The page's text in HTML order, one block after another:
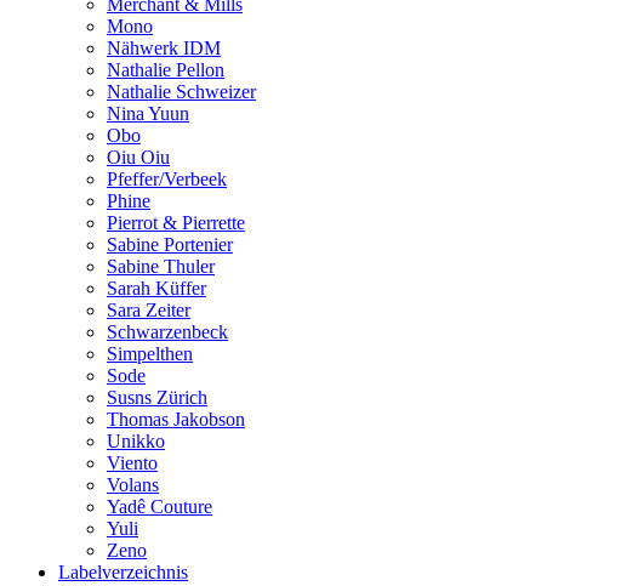
Mono
Nähwerk IDM
Nathalie Pellon
Nathalie Schweizer
Nina Yuun
Obo
Oiu Oiu
Pfeffer/Verbeek
Phine
Pierrot & Pierrette
Sabine Portenier
Sabine Thuler
Sarah Küffer
Sara Zeiter
Schwarzenbeck
Simpelthen
Sode
Susns Zürich
Thomas Jakobson
Unikko
Viento
Volans
Yadê Couture
Yuli
Zeno
Labelverzeichnis